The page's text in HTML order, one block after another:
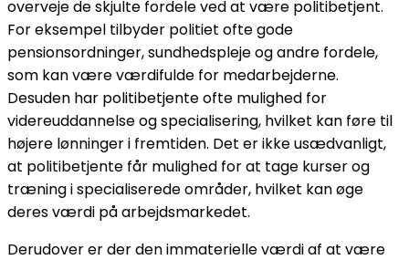
overveje de skjulte fordele ved at være politibetjent.
For eksempel tilbyder politiet ofte gode
pensionsordninger, sundhedspleje og andre fordele,
som kan være værdifulde for medarbejderne.
Desuden har politibetjente ofte mulighed for
videreuddannelse og specialisering, hvilket kan føre til
højere lønninger i fremtiden. Det er ikke usædvanligt,
at politibetjente får mulighed for at tage kurser og
træning i specialiserede områder, hvilket kan øge
deres værdi på arbejdsmarkedet.
Derudover er der den immaterielle værdi af at være